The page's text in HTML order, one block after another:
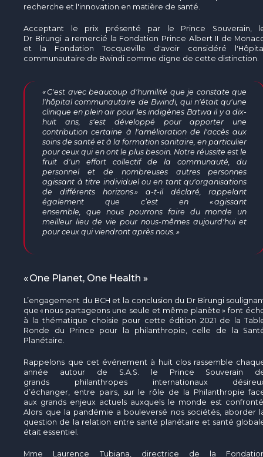
recherche et l'innovation en matière de santé.
Acceptant le prix présenté par le Prince Souverain,
Dr Birungi a remercié la Fondation Prince Albert II de
et la Fondation Tocqueville d'avoir considéré
communautaire de Bwindi comme digne de cette distinction.
« C'est avec beaucoup d'humilité que je constate que
l'hôpital communautaire de Bwindi, qui n'était qu'une
clinique en plein air pour les indigènes Batwa il y a dix-
huit ans, s'est développé pour apporter une
contribution certaine à l'amélioration de l'accès aux
soins de santé et à la formation sanitaire, en particulier
pour ceux qui en ont le plus besoin. Notre réussite est le
fruit d'un effort collectif de la communauté, du
personnel et de nombreuses autres personnes
agissant à titre individuel ou en tant qu'organisations
de différents horizons » a-t-il déclaré, rappelant
également que c’est en « agissant
ensemble, que nous pourrons faire du monde un
meilleur lieu de vie pour nous-mêmes aujourd'hui et
pour ceux qui viendront après nous. »
« One Planet, One Health »
L’engagement du BCH et la conclusion du Dr Birungi
que « nous partageons une seule et même planète » font
à la thématique choisie pour cette édition 2021 de la
Ronde du Prince pour la philanthropie, celle de la
Planétaire.
Rappelons que cet événement à huit clos rassemble
année autour de S.A.S. le Prince Souverain
grands philanthropes internationaux
d’échanger, entre pairs, sur le rôle de la Philanthropie
aux grands enjeux actuels auxquels le monde est
Alors que la pandémie a bouleversé nos sociétés, aborder
question de la relation entre santé planétaire et santé
était essentiel.
Mme Laurence Tubiana, directrice de la